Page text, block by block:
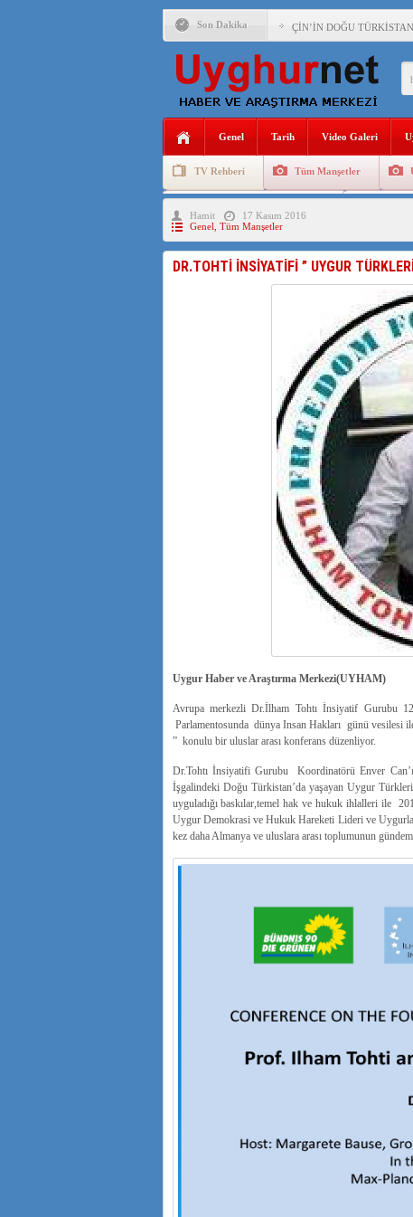
Son Dakika ÇİN’İN DOĞU
DİYANET AKADEMİSİ
ÇİN’İN UYGUR
MHP’DEN URUMÇİ
İŞGALCİ ÇİN’DEN
SAADET PARTİSİ İLÇE
Genel Tarih Video Galeri
TV Rehberi Tüm Manşetler
Uygurlarda Düğün ve Cenaze
Hamit
17 Kasım 2016
Genel Tüm Manşetler
DR.TOHTİ İNSİYATİFİ ” UYGUR
Uygur Haber ve Araştırma Merkezi(UYHAM)
Avrupa merkezli Dr.İlham Tohtı İnsiyatif Gurubu
Parlamentosunda dünya Insan Hakları günü vesilesi
” konulu bir uluslar arası konferans düzenliyor.
Dr.Tohtı İnsiyatifi Gurubu Koordinatörü Enver
İşgalindeki Doğu Türkistan’da yaşayan Uygur
uyguladığı baskılar,temel hak ve hukuk ihlalleri ile
Uygur Demokrasi ve Hukuk Hareketi Lideri ve
kez daha Almanya ve uluslara arası toplumunun